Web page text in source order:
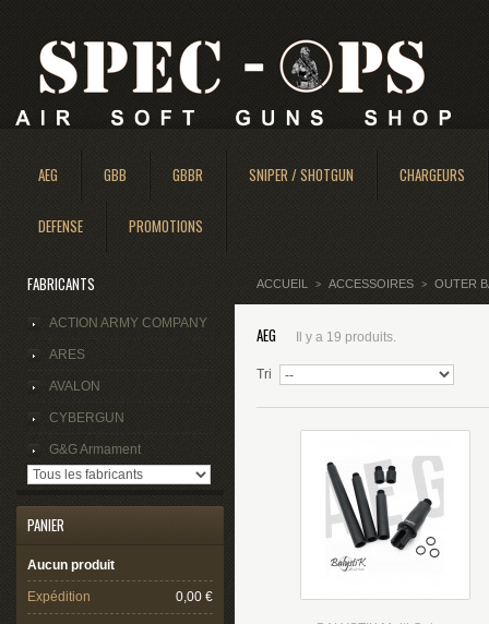
AEG GBB GBBR SNIPER / SHOTGUN CHARGEURS
DEFENSE PROMOTIONS
FABRICANTS
ACTION ARMY COMPANY
ARES
AVALON
CYBERGUN
G&G Armament
PANIER
Aucun produit
Expédition 0,00 €
ACCUEIL > ACCESSOIRES > OUTER
AEG Il y a 19 produits.
Tri